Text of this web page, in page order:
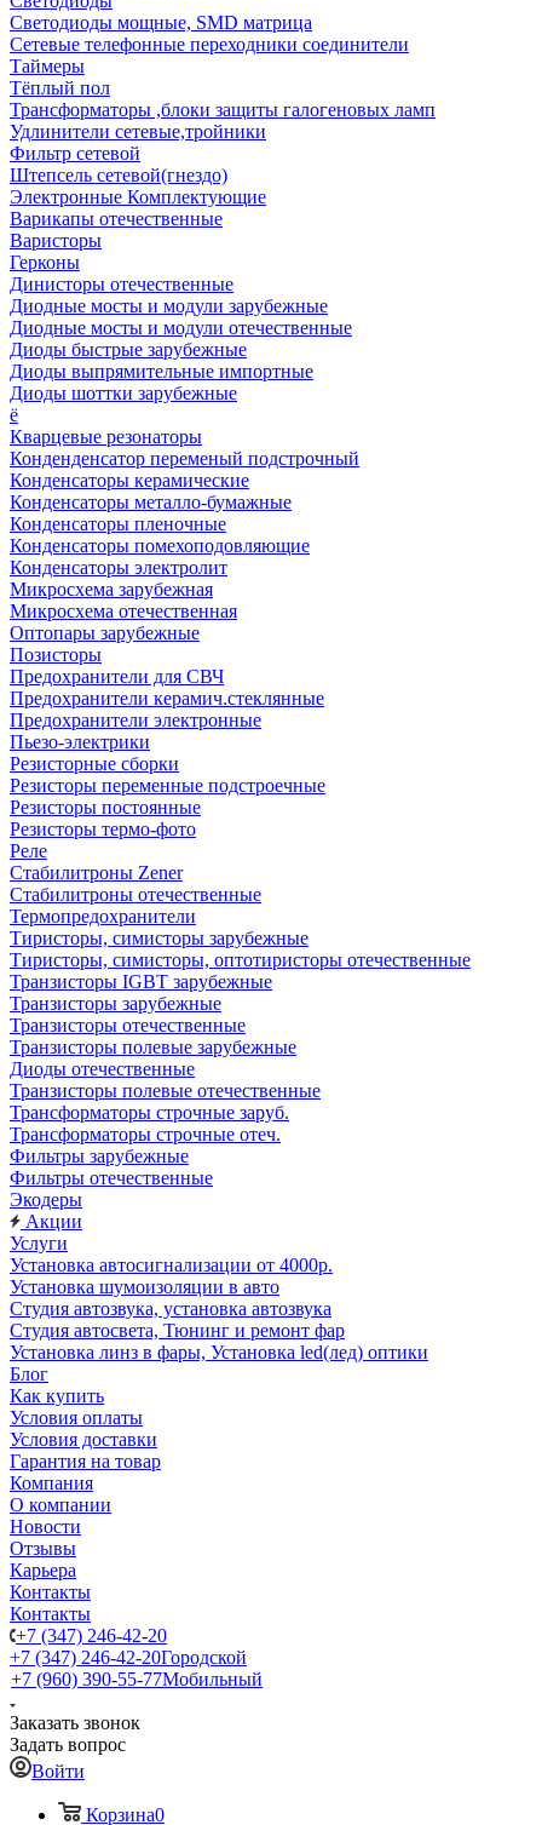
Светодиоды мощные, SMD матрица
Сетевые телефонные переходники соединители
Таймеры
Тёплый пол
Трансформаторы ,блоки защиты галогеновых ламп
Удлинители сетевые,тройники
Фильтр сетевой
Штепсель сетевой(гнездо)
Электронные Комплектующие
Варикапы отечественные
Варисторы
Герконы
Динисторы отечественные
Диодные мосты и модули зарубежные
Диодные мосты и модули отечественные
Диоды быстрые зарубежные
Диоды выпрямительные импортные
Диоды шоттки зарубежные
ё
Кварцевые резонаторы
Конденденсатор переменый подстрочный
Конденсаторы керамические
Конденсаторы металло-бумажные
Конденсаторы пленочные
Конденсаторы помехоподовляющие
Конденсаторы электролит
Микросхема зарубежная
Микросхема отечественная
Оптопары зарубежные
Позисторы
Предохранители для СВЧ
Предохранители керамич.стеклянные
Предохранители электронные
Пьезо-электрики
Резисторные сборки
Резисторы переменные подстроечные
Резисторы постоянные
Резисторы термо-фото
Реле
Стабилитроны Zener
Стабилитроны отечественные
Термопредохранители
Тиристоры, симисторы зарубежные
Тиристоры, симисторы, оптотиристоры отечественные
Транзисторы IGBT зарубежные
Транзисторы зарубежные
Транзисторы отечественные
Транзисторы полевые зарубежные
Диоды отечественные
Транзисторы полевые отечественные
Трансформаторы строчные заруб.
Трансформаторы строчные отеч.
Фильтры зарубежные
Фильтры отечественные
Экодеры
Акции
Услуги
Установка автосигнализации от 4000р.
Установка шумоизоляции в авто
Студия автозвука, установка автозвука
Студия автосвета, Тюнинг и ремонт фар
Установка линз в фары, Установка led(лед) оптики
Блог
Как купить
Условия оплаты
Условия доставки
Гарантия на товар
Компания
О компании
Новости
Отзывы
Карьера
Контакты
Контакты
+7 (347) 246-42-20
+7 (347) 246-42-20Городской
+7 (960) 390-55-77Мобильный
Заказать звонок
Задать вопрос
Войти
Корзина0